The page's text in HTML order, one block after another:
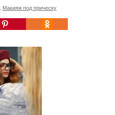
Макияж под прическу